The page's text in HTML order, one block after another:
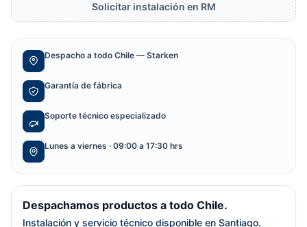
Solicitar instalación en RM
Despacho a todo Chile — Starken
Garantía de fábrica
Soporte técnico especializado
Lunes a viernes · 09:00 a 17:30 hrs
Despachamos productos a todo Chile.
Instalación y servicio técnico disponible en Santiago.